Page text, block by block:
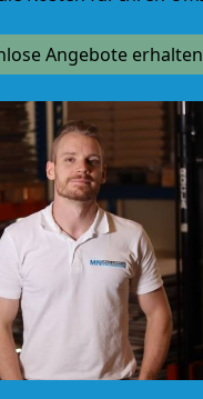
Angebote erhalten